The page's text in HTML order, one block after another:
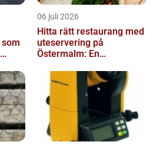
06 juli 2026
Hitta rätt restaurang med
uteservering på
Östermalm: En
i solen